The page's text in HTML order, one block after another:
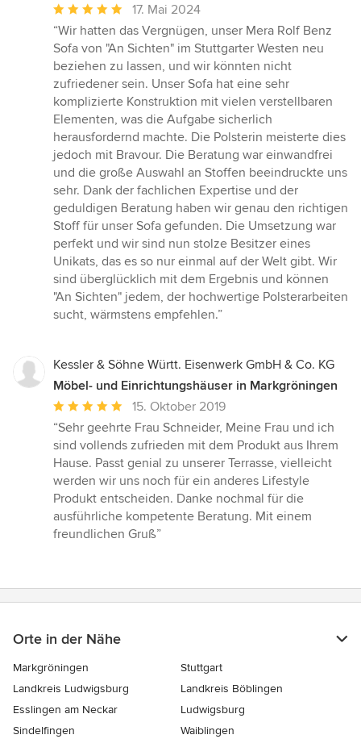
Durchschnittliche
Bewertung:
5
von
5
Sternen
17. Mai 2024
“Wir hatten das Vergnügen, unser Mera Rolf Benz
Sofa von "An Sichten" im Stuttgarter Westen neu
beziehen zu lassen, und wir könnten nicht
zufriedener sein. Unser Sofa hat eine sehr
komplizierte Konstruktion mit vielen verstellbaren
Elementen, was die Aufgabe sicherlich
herausfordernd machte. Die Polsterin meisterte dies
jedoch mit Bravour. Die Beratung war einwandfrei
und die große Auswahl an Stoffen beeindruckte uns
sehr. Dank der fachlichen Expertise und der
geduldigen Beratung haben wir genau den richtigen
Stoff für unser Sofa gefunden. Die Umsetzung war
perfekt und wir sind nun stolze Besitzer eines
Unikats, das es so nur einmal auf der Welt gibt. Wir
sind überglücklich mit dem Ergebnis und können
"An Sichten" jedem, der hochwertige Polsterarbeiten
sucht, wärmstens empfehlen.”
Kessler & Söhne Württ. Eisenwerk GmbH & Co. KG
Möbel- und Einrichtungshäuser in Markgröningen
Durchschnittliche
Bewertung:
5
von
5
Sternen
15. Oktober 2019
“Sehr geehrte Frau Schneider, Meine Frau und ich
sind vollends zufrieden mit dem Produkt aus Ihrem
Hause. Passt genial zu unserer Terrasse, vielleicht
werden wir uns noch für ein anderes Lifestyle
Produkt entscheiden. Danke nochmal für die
ausführliche kompetente Beratung. Mit einem
freundlichen Gruß”
Orte in der Nähe
Markgröningen
Stuttgart
Landkreis Ludwigsburg
Landkreis Böblingen
Esslingen am Neckar
Ludwigsburg
Sindelfingen
Waiblingen